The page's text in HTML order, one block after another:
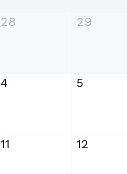
28 29
4 5
11 12